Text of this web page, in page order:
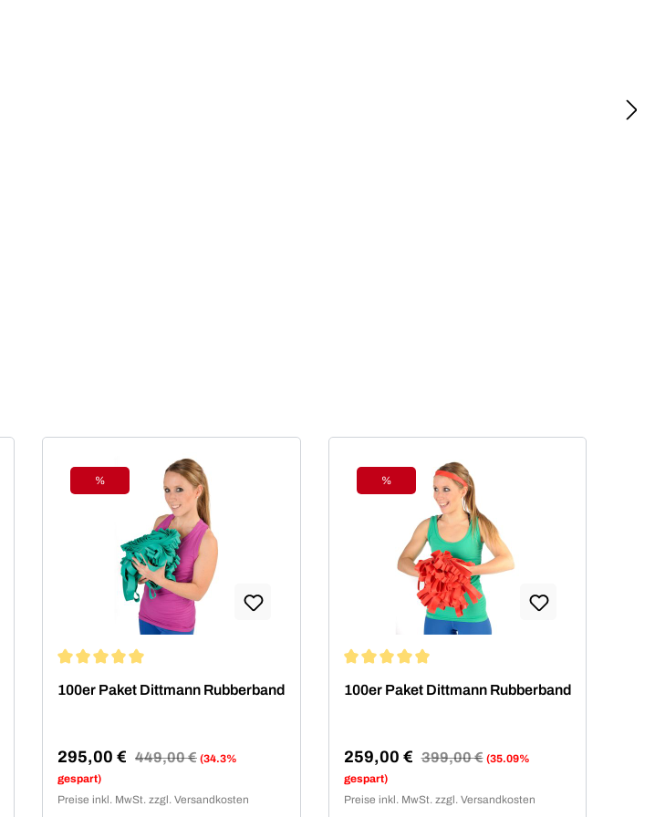
Rabatt
%
100er Paket Dittmann Rubberband
Verkaufspreis:
295,00 € Regulärer Preis:
449,00 € (34.3%
gespart)
Preise inkl. MwSt. zzgl. Versandkosten
Rabatt
%
100er Paket Dittmann Rubberband
Verkaufspreis:
259,00 € Regulärer Preis:
399,00 € (35.09%
gespart)
Preise inkl. MwSt. zzgl. Versandkosten